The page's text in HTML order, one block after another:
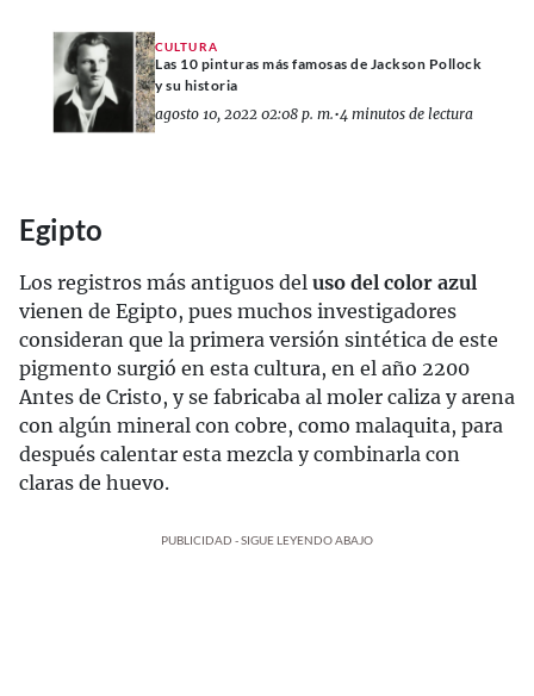
CULTURA
Las 10 pinturas más famosas de Jackson Pollock
y su historia
agosto 10, 2022 02:08 p. m.•4 minutos de lectura
Egipto
Los registros más antiguos del uso del color azul
vienen de Egipto, pues muchos investigadores
consideran que la primera versión sintética de este
pigmento surgió en esta cultura, en el año 2200
Antes de Cristo, y se fabricaba al moler caliza y arena
con algún mineral con cobre, como malaquita, para
después calentar esta mezcla y combinarla con
claras de huevo.
PUBLICIDAD - SIGUE LEYENDO ABAJO